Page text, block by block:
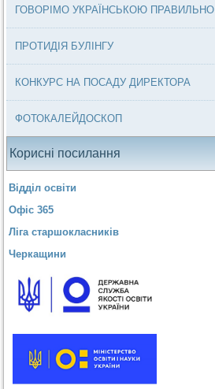
ГОВОРІМО УКРАЇНСЬКОЮ ПРАВИЛЬНО
ПРОТИДІЯ БУЛІНГУ
КОНКУРС НА ПОСАДУ ДИРЕКТОРА
ФОТОКАЛЕЙДОСКОП
Корисні посилання
Відділ освіти
Офіс 365
Ліга старшокласників
Черкащини